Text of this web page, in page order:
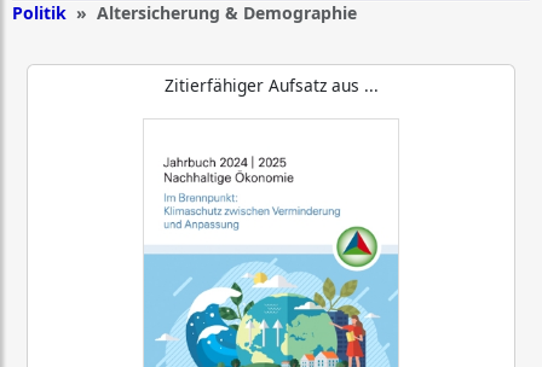
Politik Altersicherung & Demographie
Zitierfähiger Aufsatz aus ...